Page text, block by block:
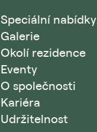
Speciální nabídky
Galerie
Okolí rezidence
Eventy
O společnosti
Kariéra
Udržitelnost